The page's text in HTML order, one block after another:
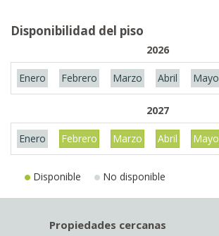
Disponibilidad del piso
2026
Enero Febrero Marzo Abril Mayo
2027
Enero Febrero Marzo Abril Mayo
Disponible No disponible
Propiedades cercanas